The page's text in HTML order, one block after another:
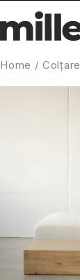
Home / Colțare